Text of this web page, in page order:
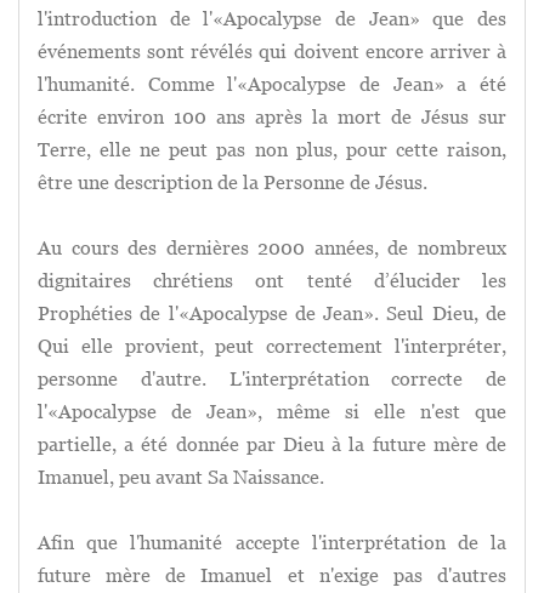
l'introduction de l'«Apocalypse de Jean» que des
événements sont révélés qui doivent encore arriver à
l'humanité. Comme l'«Apocalypse de Jean» a été
écrite environ 100 ans après la mort de Jésus sur
Terre, elle ne peut pas non plus, pour cette raison,
être une description de la Personne de Jésus.
Au cours des dernières 2000 années, de nombreux
dignitaires chrétiens ont tenté d’élucider les
Prophéties de l'«Apocalypse de Jean». Seul Dieu, de
Qui elle provient, peut correctement l'interpréter,
personne d'autre. L'interprétation correcte de
l'«Apocalypse de Jean», même si elle n'est que
partielle, a été donnée par Dieu à la future mère de
Imanuel, peu avant Sa Naissance.
Afin que l'humanité accepte l'interprétation de la
future mère de Imanuel et n'exige pas d'autres